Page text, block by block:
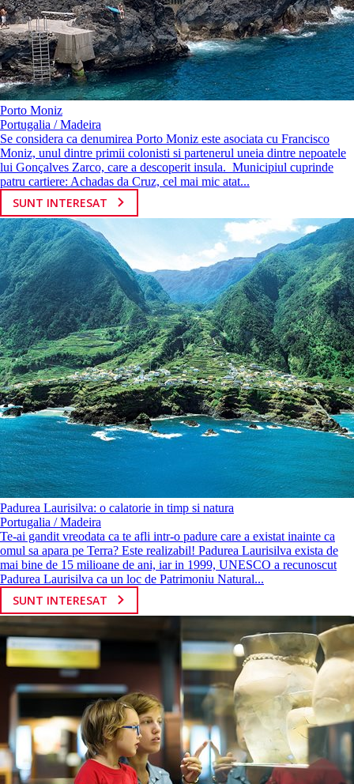
Porto Moniz
Portugalia / Madeira
Se considera ca denumirea Porto Moniz este asociata cu Francisco
Moniz, unul dintre primii colonisti si partenerul uneia dintre nepoatele
lui Gonçalves Zarco, care a descoperit insula. Municipiul cuprinde
patru cartiere: Achadas da Cruz, cel mai mic atat...
SUNT INTERESAT
Padurea Laurisilva: o calatorie in timp si natura
Portugalia / Madeira
Te-ai gandit vreodata ca te afli intr-o padure care a existat inainte ca
omul sa apara pe Terra? Este realizabil! Padurea Laurisilva exista de
mai bine de 15 milioane de ani, iar in 1999, UNESCO a recunoscut
Padurea Laurisilva ca un loc de Patrimoniu Natural...
SUNT INTERESAT